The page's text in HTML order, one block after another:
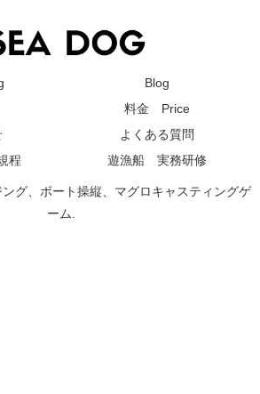
Blog
料金 Price
よくある質問
程
遊漁船 実務研修
グ、ボート操縦、マグロキャスティングゲ
ーム.